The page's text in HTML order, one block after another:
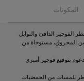
المكونات
الفوجير الدافئ والتوابل
المحروق، مستوحاة من
بتوقيع فوجير أمبري
بلمسات من الحمضيات